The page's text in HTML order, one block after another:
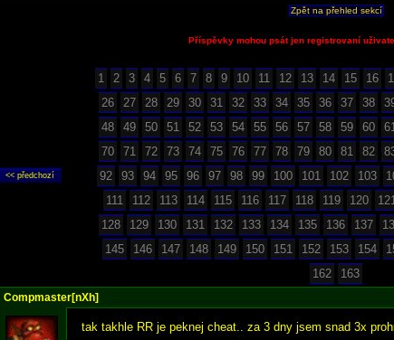
Zpět na přehled sekcí
Příspěvky mohou psát jen registrovaní
1 2 3 4 5 6 7 8 9 10 11 12 13 14 15 16
26
27 28 29 30 31 32 33 34 35 36 37 38
48
49 50 51 52 53 54 55 56 57 58 59 60
70
71 72 73 74 75 76 77 78 79 80 81 82
92
93 94 95 96 97 98 99 100 101 102 103
111
112 113 114 115 116 117 118 119 120
128
129 130 131 132 133 134 135 136 137
145
146 147 148 149 150 151 152 153 154
162
163
Compmaster[nXh]
tak takhle RR je peknej cheat.. za 3 dny jsem snad 3x